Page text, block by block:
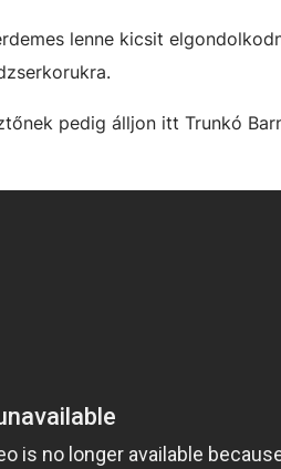
lenne kicsit
pedig álljon itt Trunkó